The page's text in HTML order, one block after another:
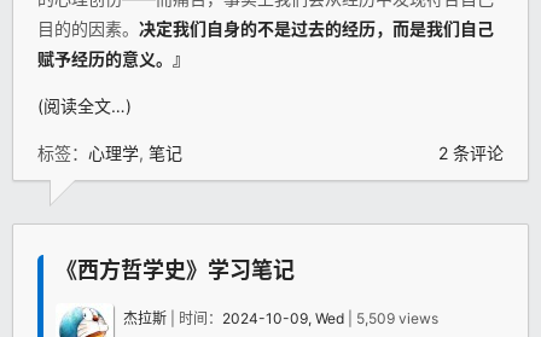
目的的因素。 决定我们自身的不是过去的经历，而是我们自己
赋予经历的意义。』
(阅读全文…)
标签： 心理学, 笔记 2 条评论
《西方哲学史》学习笔记
杰拉斯 | 时间： 2024-10-09, Wed | 5,509 views